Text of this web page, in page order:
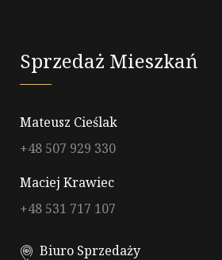
Sprzedaż Mieszkań
Mateusz Cieślak
+48 507 929 330
Maciej Krawiec
+48 531 717 107
Biuro Sprzedaży